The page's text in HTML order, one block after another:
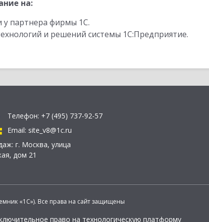
на:
у партнера фирмы 1С.
и решений системы 1С:Предприятие.
Телефон: +7 (495) 737-92-57
Email: site_v8@1c.ru
г. Москва, улица
дом 21
«1С»). Все права на сайт защищены
право на технологическую платформу